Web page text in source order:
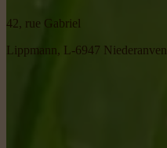
42, rue Gabriel
Lippmann, L-6947 Niederanven